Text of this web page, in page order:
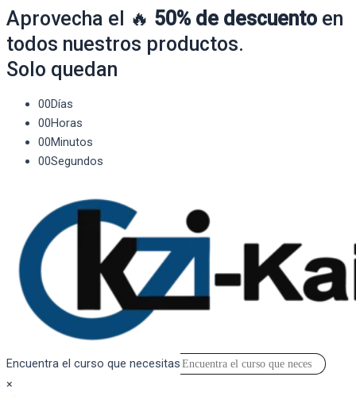
Aprovecha el 🔥 50% de descuento en
todos nuestros productos.
Solo quedan
00Días
00Horas
00Minutos
00Segundos
Encuentra el curso que necesitas
×